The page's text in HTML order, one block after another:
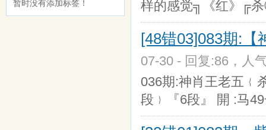
暂时没有添加标签！
样的感觉╗《红》╔
[48错03]083期:【
07-30 - 回复:86，人
036期:神肖王老五﹛
段﹜『6段』 開 :马